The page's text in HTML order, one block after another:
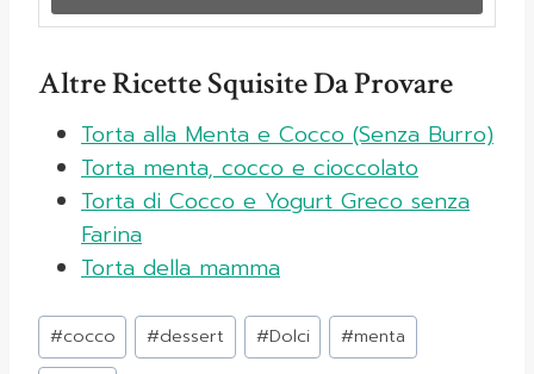
Altre Ricette Squisite Da Provare
Torta alla Menta e Cocco (Senza Burro)
Torta menta, cocco e cioccolato
Torta di Cocco e Yogurt Greco senza
Farina
Torta della mamma
Tag
articolo:
#cocco #dessert #Dolci #menta